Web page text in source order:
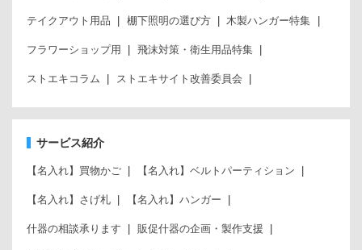
テイクアウト用品 棚下照明の選び方 木製ハンガー特集
フラワーショップ用 飛沫対策・衛生用品特集
ストエキコラム ストエキサイト改善委員会
サービス紹介
【名入れ】買物かご 【名入れ】ベルトパーティション
【名入れ】さげ札 【名入れ】ハンガー
什器の相談承ります 販促什器の企画・製作支援